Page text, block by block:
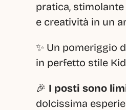
pratica,
e creatività in un
✨ Un pomeriggio
in perfetto stile
🎉 I posti sono
dolcissima